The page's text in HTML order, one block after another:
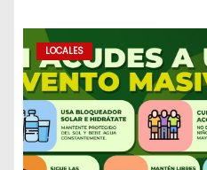
LOCALES